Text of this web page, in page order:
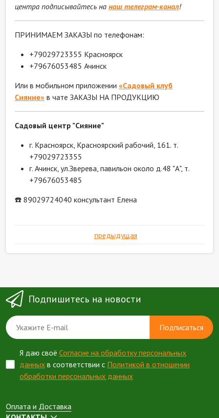
центра подписывайтесь на наш телеграм-канал!
ПРИНИМАЕМ ЗАКАЗЫ по телефонам:
+79029723355 Красноярск
+79676053485 Ачинск
Или в мобильном приложении «Садовый клуб
Сияние» в чате ЗАКАЗЫ НА ПРОДУКЦИЮ
Садовый центр "Сияние"
г. Красноярск, Красноярский рабочий, 161. т.
+79029723355
г. Ачинск, ул.Зверева, павильон около д.48 "А", т.
+79676053485
☎️ 89029724040 консультант Елена
предыдущая
Подпишитесь на новости
Подписаться
Я даю своё Согласие на обработку персональных
данных в соответствии с Политикой в отношении
обработки персональных данных
Оплата и Доставка